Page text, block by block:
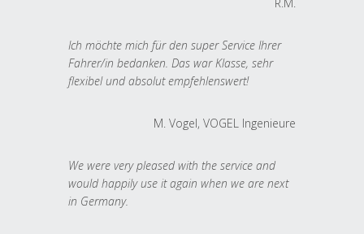
Ich möchte mich für den super Service Ihrer
Fahrer/in bedanken. Das war Klasse, sehr
flexibel und absolut empfehlenswert!
M. Vogel, VOGEL Ingenieure
We were very pleased with the service and
would happily use it again when we are next
in Germany.